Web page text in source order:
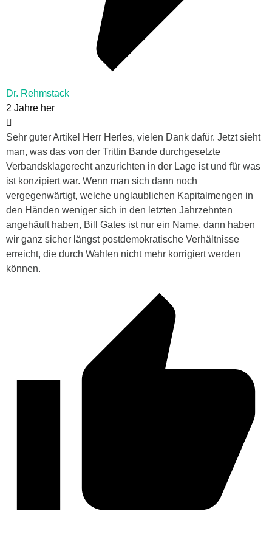
Dr. Rehmstack
2 Jahre her
Sehr guter Artikel Herr Herles, vielen Dank dafür. Jetzt sieht
man, was das von der Trittin Bande durchgesetzte
Verbandsklagerecht anzurichten in der Lage ist und für was
ist konzipiert war. Wenn man sich dann noch
vergegenwärtigt, welche unglaublichen Kapitalmengen in
den Händen weniger sich in den letzten Jahrzehnten
angehäuft haben, Bill Gates ist nur ein Name, dann haben
wir ganz sicher längst postdemokratische Verhältnisse
erreicht, die durch Wahlen nicht mehr korrigiert werden
können.